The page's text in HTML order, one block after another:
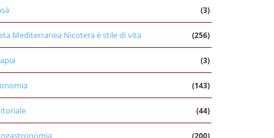
(3)
Mediterranea Nicotera è stile di vita (256)
(3)
(143)
(44)
(200)